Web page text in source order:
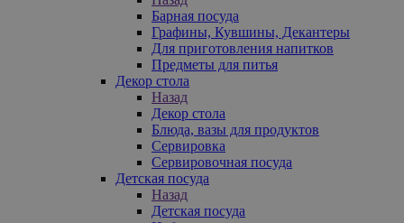
Барная посуда
Графины, Кувшины, Декантеры
Для приготовления напитков
Предметы для питья
Декор стола
Назад
Декор стола
Блюда, вазы для продуктов
Сервировка
Сервировочная посуда
Детская посуда
Назад
Детская посуда